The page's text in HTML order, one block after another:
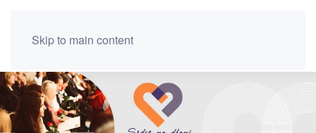
Skip to main content